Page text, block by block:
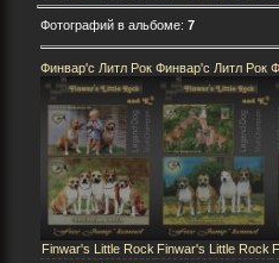
Фотографий в альбоме: 7
Финвар'с Литл Рок
Finwar's Little Rock
Финвар'с Литл Рок
Finwar's Little Rock